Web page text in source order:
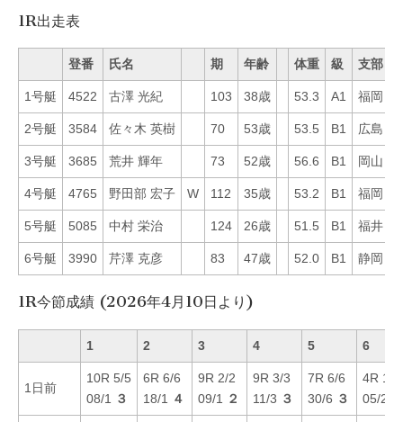
1R出走表
登番 氏名 期 年齢 体重 級 支部
1号艇 4522 古澤 光紀 103 38歳 53.3 A1 福岡
2号艇 3584 佐々木 英樹 70 53歳 53.5 B1 広島
3号艇 3685 荒井 輝年 73 52歳 56.6 B1 岡山
4号艇 4765 野田部 宏子 W 112 35歳 53.2 B1 福岡
5号艇 5085 中村 栄治 124 26歳 51.5 B1 福井
6号艇 3990 芹澤 克彦 83 47歳 52.0 B1 静岡
1R今節成績 (2026年4月10日より)
1 2 3 4 5 6
1日前
10R 5/5
08/1
３
6R 6/6
18/1
４
9R 2/2
09/1
２
9R 3/3
11/3 ３
7R 6/6
30/6 ３
4R 1/1
05/2